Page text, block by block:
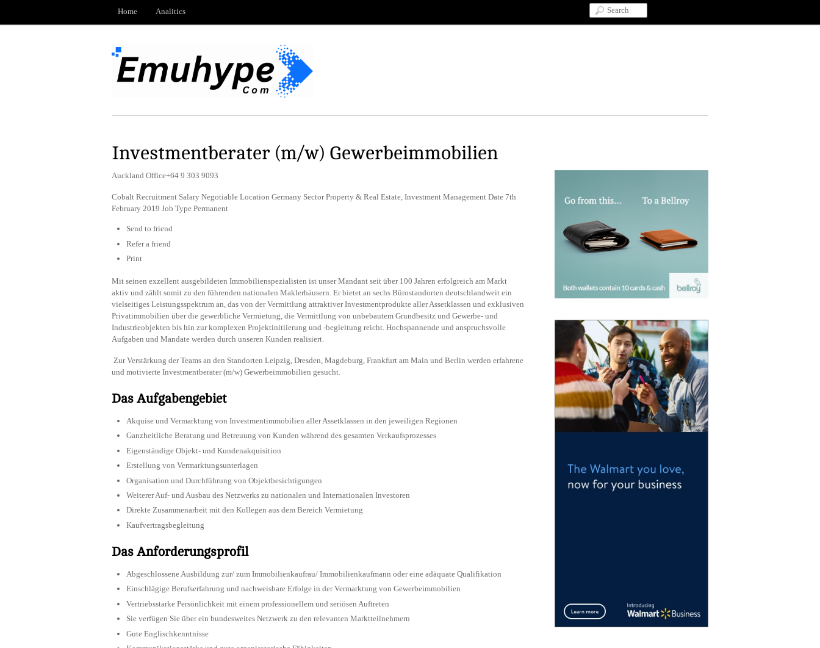
Home Analitics
Investmentberater (m/w) Gewerbeimmobilien
Auckland Office+64 9 303 9093
Cobalt Recruitment Salary Negotiable Location Germany Sector Property & Real Estate, Investment Management Date 7th
February 2019 Job Type Permanent
Send to friend
Refer a friend
Print
Mit seinen exzellent ausgebildeten Immobilienspezialisten ist unser Mandant seit über 100 Jahren erfolgreich am Markt
aktiv und zählt somit zu den führenden nationalen Maklerhäusern. Er bietet an sechs Bürostandorten deutschlandweit ein
vielseitiges Leistungsspektrum an, das von der Vermittlung attraktiver Investmentprodukte aller Assetklassen und exklusiven
Privatimmobilien über die gewerbliche Vermietung, die Vermittlung von unbebautem Grundbesitz und Gewerbe- und
Industrieobjekten bis hin zur komplexen Projektinitiierung und -begleitung reicht. Hochspannende und anspruchsvolle
Aufgaben und Mandate werden durch unseren Kunden realisiert.
Zur Verstärkung der Teams an den Standorten Leipzig, Dresden, Magdeburg, Frankfurt am Main und Berlin werden erfahrene
und motivierte Investmentberater (m/w) Gewerbeimmobilien gesucht.
Das Aufgabengebiet
Akquise und Vermarktung von Investmentimmobilien aller Assetklassen in den jeweiligen Regionen
Ganzheitliche Beratung und Betreuung von Kunden während des gesamten Verkaufsprozesses
Eigenständige Objekt- und Kundenakquisition
Erstellung von Vermarktungsunterlagen
Organisation und Durchführung von Objektbesichtigungen
Weiterer Auf- und Ausbau des Netzwerks zu nationalen und Internationalen Investoren
Direkte Zusammenarbeit mit den Kollegen aus dem Bereich Vermietung
Kaufvertragsbegleitung
Das Anforderungsprofil
Abgeschlossene Ausbildung zur/ zum Immobilienkaufrau/ Immobilienkaufmann oder eine adäquate Qualifikation
Einschlägige Berufserfahrung und nachweisbare Erfolge in der Vermarktung von Gewerbeimmobilien
Vertriebsstarke Persönlichkeit mit einem professionellem und seriösen Auftreten
Sie verfügen Sie über ein bundesweites Netzwerk zu den relevanten Marktteilnehmern
Gute Englischkenntnisse